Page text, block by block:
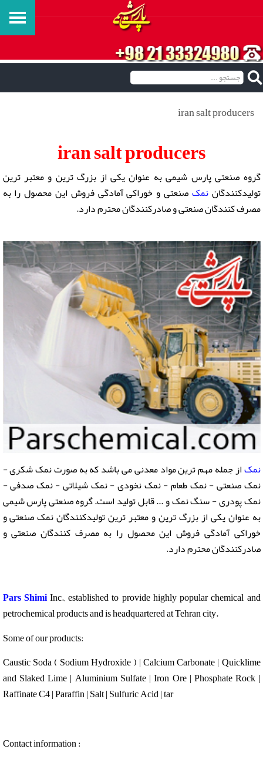
iran salt producers
iran salt producers
گروه صنعتی پارس شیمی به عنوان یکی از بزرگ ترین و معتبر ترین
تولیدکنندگاننمکصنعتی و خوراکی آمادگی فروش این محصول را به
مصرف کنندگان صنعتی و صادرکنندگان محترم دارد.
نمکاز جمله مهم ترین مواد معدنی می باشد که به صورت نمک شکری -
نمک صنعتی - نمک طعام - نمک نخودی - نمک شیلاتی - نمک صدفی -
نمک پودری - سنگ نمک و ... قابل تولید است. گروه صنعتی پارس شیمی
به عنوان یکی از بزرگ ترین و معتبر ترین تولیدکنندگان نمک صنعتی و
خوراکی آمادگی فروش این محصول را به مصرف کنندگان صنعتی و
صادرکنندگان محترم دارد.
Pars ShimiInc., established to provide highly popular chemical and
petrochemical products and is headquartered at Tehran city.
Some of our products:
Caustic Soda ( Sodium Hydroxide ) | Calcium Carbonate | Quicklime
and Slaked Lime | Aluminium Sulfate | Iron Ore | Phosphate Rock |
Raffinate C4 | Paraffin | Salt | Sulfuric Acid | tar
Contact information :